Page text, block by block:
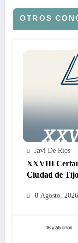
OTROS
Javi De Ríos
XXVIII
Ciudad de
8 Agosto, 2026